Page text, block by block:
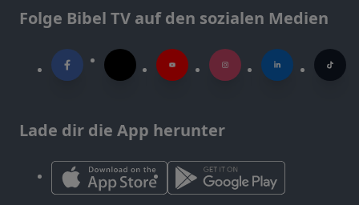
Folge Bibel TV auf den sozialen Medien
Lade dir die App herunter